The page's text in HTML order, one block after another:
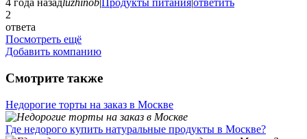
4 года назадluzhinob|Продукты питания|ответить
2
ответа
Посмотреть ещё
Добавить компанию
Смотрите также
Недорогие торты на заказ в Москве
Где недорого купить натуральные продукты в Москве?